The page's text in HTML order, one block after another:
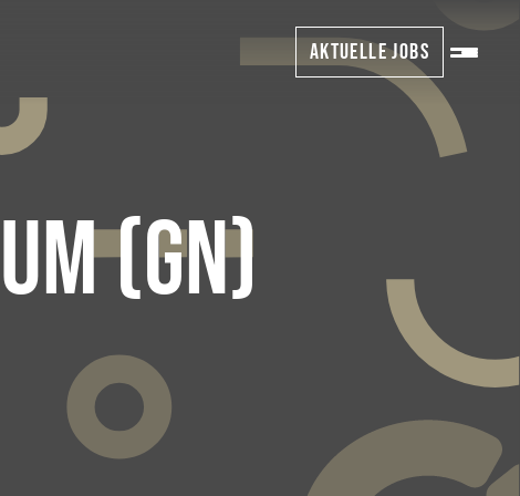
AKTUELLE JOBS
(GN)